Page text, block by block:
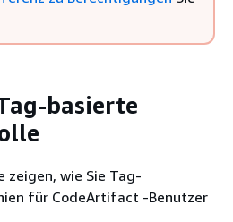
basierte
zeigen, wie Sie Tag-
für CodeArtifact -Benutzer